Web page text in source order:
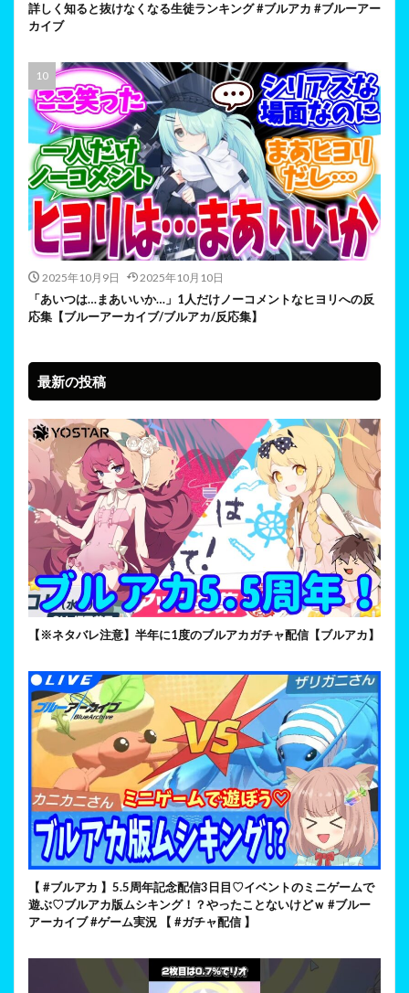
詳しく知ると抜けなくなる生徒ランキング #ブルアカ #ブルーアー
カイブ
2025年10月9日 2025年10月10日
「あいつは…まあいいか…」1人だけノーコメントなヒヨリへの反
応集【ブルーアーカイブ/ブルアカ/反応集】
最新の投稿
【※ネタバレ注意】半年に1度のブルアカガチャ配信【ブルアカ】
【 #ブルアカ 】5.5周年記念配信3日目♡イベントのミニゲームで
遊ぶ♡ブルアカ版ムシキング！？やったことないけどｗ #ブルー
アーカイブ #ゲーム実況 【 #ガチャ配信 】